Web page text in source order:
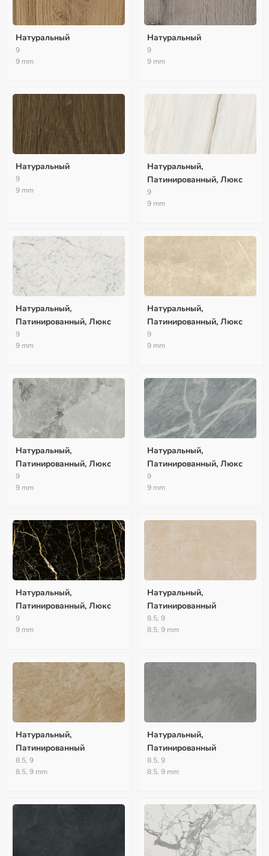
Натуральный
9
9 mm
Натуральный
9
9 mm
Натуральный
9
9 mm
Натуральный,
Патинированный, Люкс
9
9 mm
Натуральный,
Патинированный, Люкс
9
9 mm
Натуральный,
Патинированный, Люкс
9
9 mm
Натуральный,
Патинированный, Люкс
9
9 mm
Натуральный,
Патинированный, Люкс
9
9 mm
Натуральный,
Патинированный, Люкс
9
9 mm
Натуральный,
Патинированный
8.5, 9
8.5, 9 mm
Натуральный,
Патинированный
8.5, 9
8.5, 9 mm
Натуральный,
Патинированный
8.5, 9
8.5, 9 mm